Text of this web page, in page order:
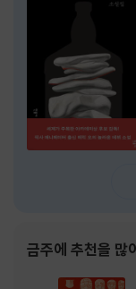
금주에 추천을 많